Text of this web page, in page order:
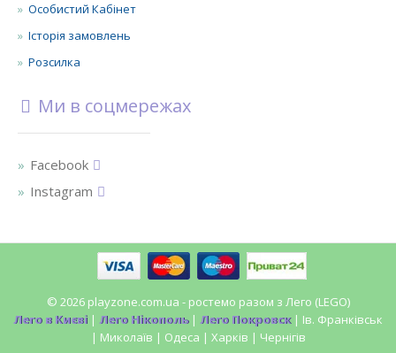
Особистий Кабінет
Історія замовлень
Розсилка
Ми в соцмережах
Facebook
Instagram
© 2026 playzone.com.ua - ростемо разом з Лего (LEGO)
Лего в Києві | Лего Нікополь| Лего Покровск| Ів. Франківськ
| Миколаїв | Одеса | Харків | Чернігів